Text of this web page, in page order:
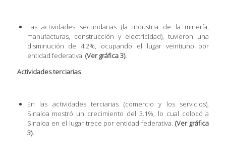
Las actividades secundarias (la industria de la minería,
manufacturas, construcción y electricidad), tuvieron una
disminución de 4.2%, ocupando el lugar veintiuno por
entidad federativa. (Ver gráfica 3).
Actividades terciarias
En las actividades terciarias (comercio y los servicios),
Sinaloa mostró un crecimiento del 3.1%, lo cual colocó a
Sinaloa en el lugar trece por entidad federativa.(Ver gráfica
3).